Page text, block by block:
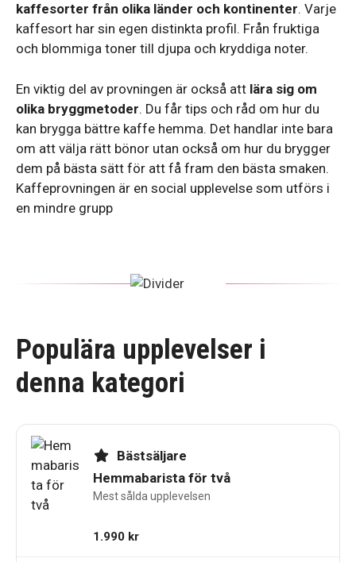
kaffesorter från olika länder och kontinenter. Varje
kaffesort har sin egen distinkta profil. Från fruktiga
och blommiga toner till djupa och kryddiga noter.
En viktig del av provningen är också att lära sig om
olika bryggmetoder. Du får tips och råd om hur du
kan brygga bättre kaffe hemma. Det handlar inte bara
om att välja rätt bönor utan också om hur du brygger
dem på bästa sätt för att få fram den bästa smaken.
Kaffeprovningen är en social upplevelse som utförs i
en mindre grupp
Populära upplevelser i
denna kategori
Bästsäljare
Hemmabarista för två
Mest sålda upplevelsen
1.990 kr